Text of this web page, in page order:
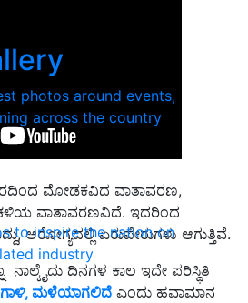
photos around events,
across the country
to inspire the nation on
industry
ಮೋಡಕವಿದ ವಾತಾವರಣ,
ವಾತಾವರಣವಿದೆ. ಇದರಿಂದ
ಆರೋಗ್ಯದಲ್ಲಿ ಏರುಪೇರುಗಳು ಆಗುತ್ತಿವೆ.
ನಾಲ್ಕೈದು ದಿನಗಳ ಕಾಲ ಇದೇ ಪರಿಸ್ಥಿತಿ
ಮಳೆಯಾಗಲಿದೆ ಎಂದು ಹವಾಮಾನ